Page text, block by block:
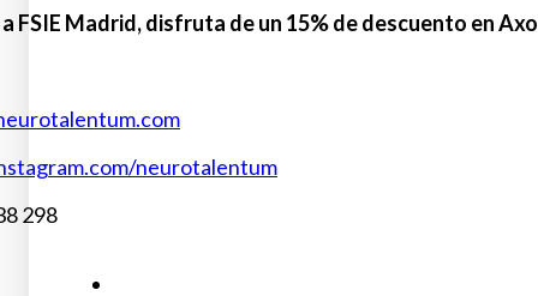
FSIE Madrid, disfruta de un 15% de descuento en
neurotalentum
298